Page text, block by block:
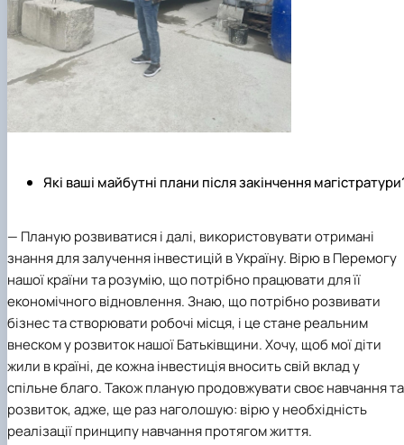
Які ваші майбутні плани після закінчення
— Планую розвиватися і далі, використовувати отримані
знання для залучення інвестицій в Україну. Вірю в Перемогу
нашої країни та розумію, що потрібно працювати для її
економічного відновлення. Знаю, що потрібно розвивати
бізнес та створювати робочі місця, і це стане реальним
внеском у розвиток нашої Батьківщини. Хочу, щоб мої діти
жили в країні, де кожна інвестиція вносить свій вклад у
спільне благо. Також планую продовжувати своє навчання та
розвиток, адже, ще раз наголошую: вірю у необхідність
реалізації принципу навчання протягом життя.